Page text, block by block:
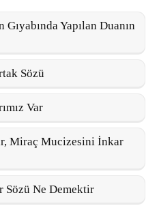
Yapılan Duanın
Sözü
Var
Miraç Mucizesini İnkar
Sözü Ne Demektir